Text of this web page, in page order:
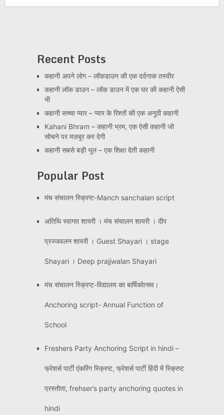
Recent Posts
कहानी अपने लोग – लॉकडाउन की एक दर्दनाक तस्वीर
कहानी लॉक डाउन – लॉक डाउन में एक घर की कहानी ऐसी
भी
कहानी सच्चा प्यार – प्यार के रिश्तों की एक अनूठी कहानी
Kahani Bhram – कहानी भ्रम, एक ऐसी कहानी जो
सोचने पर मज़बूर कर देगी
कहानी सबसे बड़ी भूल – एक शिक्षा देती कहानी
Popular Post
मंच संचालन स्क्रिप्ट-Manch sanchalan script
अतिथि स्वागत शायरी । मंच संचालन शायरी । दीप
प्रज्जवलन शायरी । Guest Shayari । stage
Shayari । Deep prajjwalan Shayari
मंच संचालन स्क्रिप्ट-विद्यालय का बार्षिकोत्सव।
Anchoring script- Annual Function of
School
Freshers Party Anchoring Script in hindi –
फ्रेशर्स पार्टी एंकरिंग स्क्रिप्ट, फ्रेशर्स पार्टी हिंदी में स्क्रिप्ट
प्रस्तोता, frehser’s party anchoring quotes in
hindi